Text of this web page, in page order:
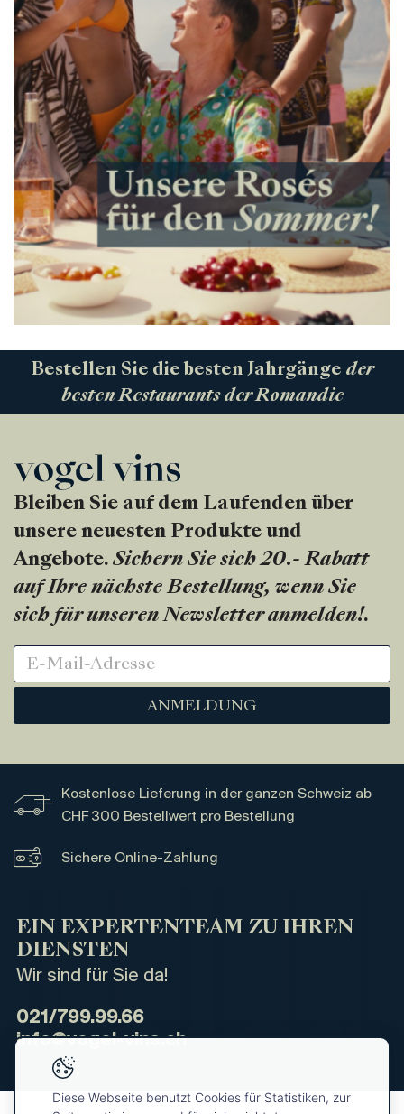
Bestellen Sie die besten Jahrgänge der
besten Restaurants der Romandie
Bleiben Sie auf dem Laufenden über
unsere neuesten Produkte und
Angebote. Sichern Sie sich 20.- Rabatt
auf Ihre nächste Bestellung, wenn Sie
sich für unseren Newsletter anmelden!.
ANMELDUNG
Kostenlose Lieferung in der ganzen Schweiz ab
CHF 300 Bestellwert pro Bestellung
Sichere Online-Zahlung
EIN EXPERTENTEAM ZU IHREN
DIENSTEN
Wir sind für Sie da!
021/799.99.66
info@vogel-vins.ch
Diese Webseite benutzt Cookies für Statistiken, zur